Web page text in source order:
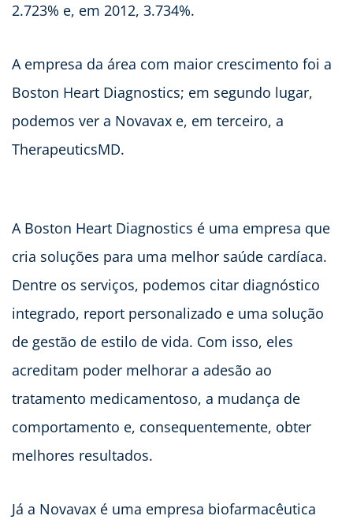
2.723% e, em 2012, 3.734%.
A empresa da área com maior crescimento foi a
Boston Heart Diagnostics; em segundo lugar,
podemos ver a Novavax e, em terceiro, a
TherapeuticsMD.
A Boston Heart Diagnostics é uma empresa que
cria soluções para uma melhor saúde cardíaca.
Dentre os serviços, podemos citar diagnóstico
integrado, report personalizado e uma solução
de gestão de estilo de vida. Com isso, eles
acreditam poder melhorar a adesão ao
tratamento medicamentoso, a mudança de
comportamento e, consequentemente, obter
melhores resultados.
Já a Novavax é uma empresa biofarmacêutica